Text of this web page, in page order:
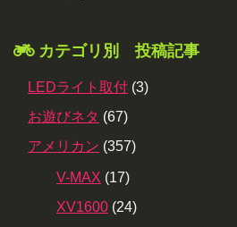
カテゴリ別 投稿記事
LEDライト取付 (3)
お遊びネタ (67)
アメリカン (357)
V-MAX (17)
XV1600 (24)